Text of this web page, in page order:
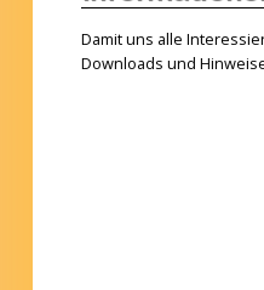
Damit uns alle
Downloads und